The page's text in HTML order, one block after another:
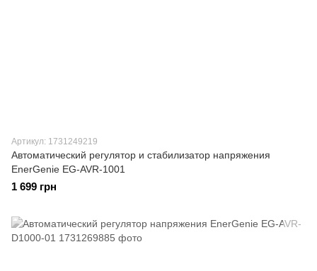
Артикул: 1731249219
Автоматический регулятор и стабилизатор напряжения
EnerGenie EG-AVR-1001
1 699 грн